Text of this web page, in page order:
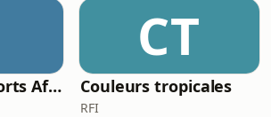
Journal des sports Afrique
CT
Couleurs tropicales
RFI